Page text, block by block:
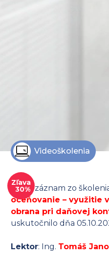
Videoškolenia
Zľava
30%
Video záznam zo
oceňovanie – využitie
obrana pri daňovej
uskutočnilo dňa
Lektor: Ing. Tomáš